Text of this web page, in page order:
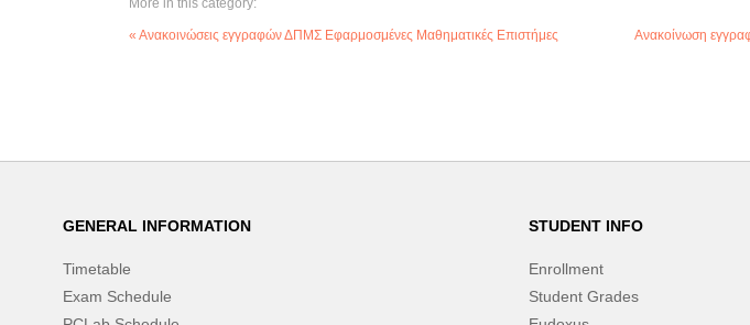
More in this category:
« Ανακοινώσεις εγγραφών ΔΠΜΣ Εφαρμοσμένες Μαθηματικές Επιστήμες Ανακοίνωση
GENERAL INFORMATION
Timetable
Exam Schedule
STUDENT INFO
Enrollment
Student Grades